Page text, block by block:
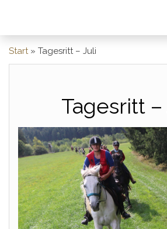
Start» Tagesritt – Juli
Tagesritt –